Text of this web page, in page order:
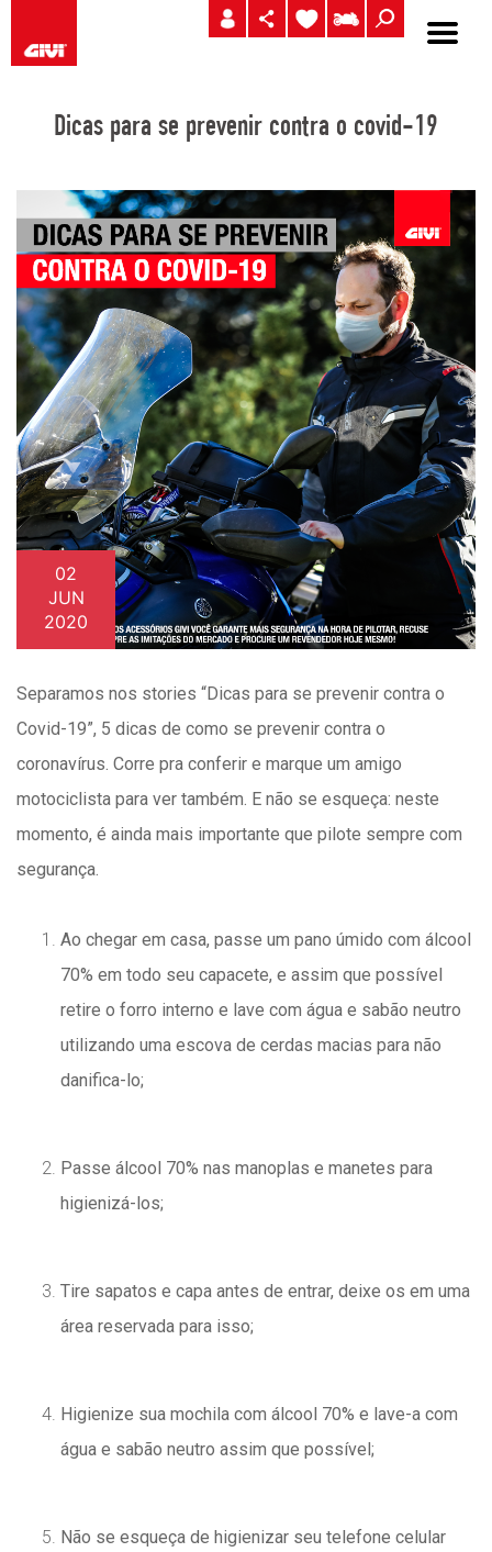
Dicas para se prevenir contra o covid-19
02
JUN
2020
Separamos nos stories “Dicas para se prevenir contra o
Covid-19”, 5 dicas de como se prevenir contra o
coronavírus. Corre pra conferir e marque um amigo
motociclista para ver também. E não se esqueça: neste
momento, é ainda mais importante que pilote sempre com
segurança.
Ao chegar em casa, passe um pano úmido com álcool
70% em todo seu capacete, e assim que possível
retire o forro interno e lave com água e sabão neutro
utilizando uma escova de cerdas macias para não
danifica-lo;
Passe álcool 70% nas manoplas e manetes para
higienizá-los;
Tire sapatos e capa antes de entrar, deixe os em uma
área reservada para isso;
Higienize sua mochila com álcool 70% e lave-a com
água e sabão neutro assim que possível;
Não se esqueça de higienizar seu telefone celular